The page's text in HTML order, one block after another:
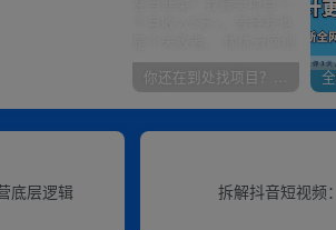
你还在到处找项目？还在当韭菜？我靠卖项目一个月收入5万+，曾经我也是个失败者。
底层逻辑
拆解抖音短视频